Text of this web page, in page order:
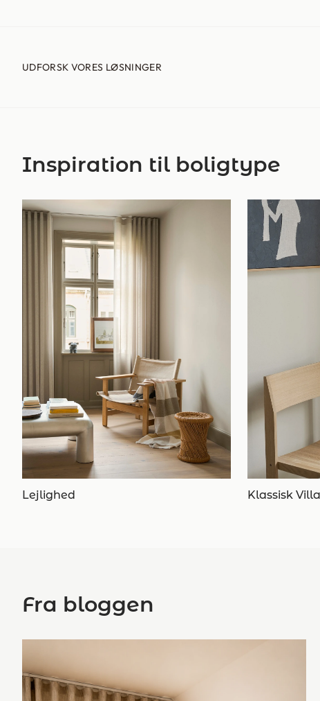
UDFORSK VORES LØSNINGER
Inspiration til boligtype
Lejlighed Klassisk Villa
Fra bloggen